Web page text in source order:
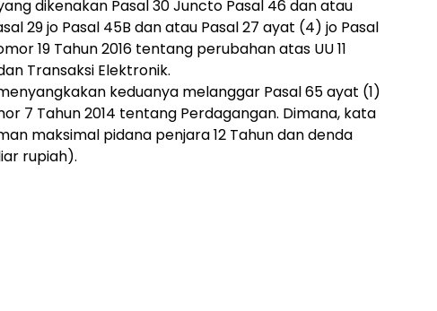
dikenakan Pasal 30 Juncto Pasal 46 dan atau
29 jo Pasal 45B dan atau Pasal 27 ayat (4) jo Pasal
19 Tahun 2016 tentang perubahan atas UU 11
Transaksi Elektronik.
keduanya melanggar Pasal 65 ayat (1)
7 Tahun 2014 tentang Perdagangan. Dimana, kata
maksimal pidana penjara 12 Tahun dan denda
rupiah).